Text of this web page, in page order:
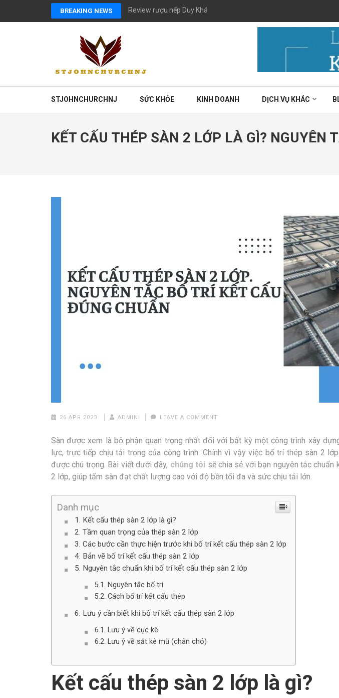
BREAKING NEWS Review rượu nếp Duy Khánh có thật sự ngon chất lượng?
STJOHNCHURCHNJ SỨC KHỎE KINH DOANH DỊCH VỤ KHÁC
KẾT CẤU THÉP SÀN 2 LỚP LÀ GÌ? NGUYÊN
26 APR 2023 ADMIN LEAVE A COMMENT
Sàn được xem là bộ phận quan trọng nhất đối với bất kỳ một công trình xây
lực, trực tiếp chịu tải trọng của công trình. Chính vì vậy việc bố trí thép sàn 2
được chú trọng. Bài viết dưới đây, chúng tôi sẽ chia sẻ với bạn nguyên tắc chuẩn
2 lớp, giúp tấm sàn đạt chất lượng cao với độ bền tối đa và sức chịu tải lớn.
Danh mục
Kết cấu thép sàn 2 lớp là gì?
Tầm quan trọng của thép sàn 2 lớp
Các bước cần thực hiện trước khi bố trí kết cấu thép sàn 2 lớp
Bản vẽ bố trí kết cấu thép sàn 2 lớp
Nguyên tắc chuẩn khi bố trí kết cấu thép sàn 2 lớp
Nguyên tắc bố trí
Cách bố trí kết cấu thép
Lưu ý cần biết khi bố trí kết cấu thép sàn 2 lớp
Lưu ý về cục kê
Lưu ý về sắt kê mũ (chân chó)
Kết cấu thép sàn 2 lớp là gì?